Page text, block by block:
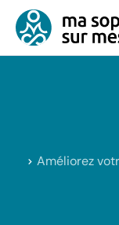
Consultation
Contact
Améliorez